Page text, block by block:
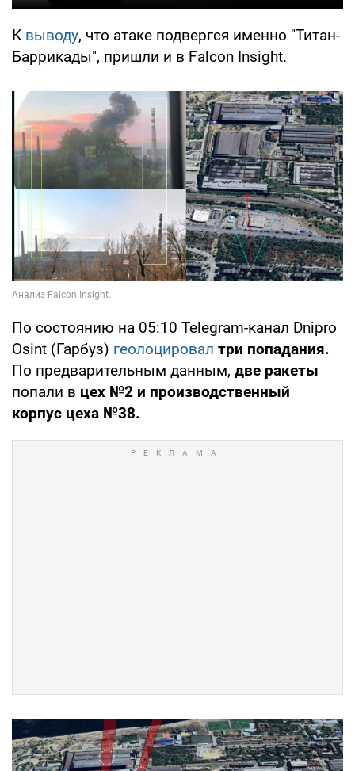
К выводу, что атаке подвергся именно "Титан-
Баррикады", пришли и в Falcon Insight.
По состоянию на 05:10 Telegram-канал Dnipro
Osint (Гарбуз) геолоцировал три попадания.
По предварительным данным, две ракеты
попали в цех №2 и производственный
корпус цеха №38.